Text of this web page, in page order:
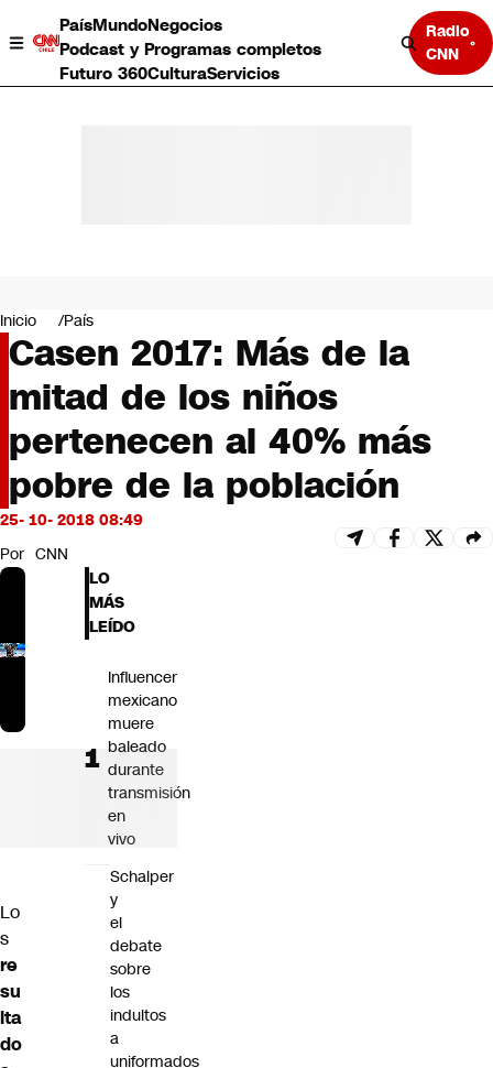
PaísMundoNegocios
Podcast y Programas completos
Futuro 360CulturaServicios
Radio
CNN
Negocios
Deportes
Programas completos
Cultura
Servicios
Bits
CNN tiempo
Futuro 360
Inicio País
Casen 2017: Más de la
mitad de los niños
pertenecen al 40% más
pobre de la población
25- 10- 2018 08:49
Por CNN
Lo
s
re
su
lta
do
LO
MÁS
LEÍDO
Influencer
mexicano
muere
baleado
durante
transmisión
en
vivo
Schalper
y
el
debate
sobre
los
indultos
a
uniformados